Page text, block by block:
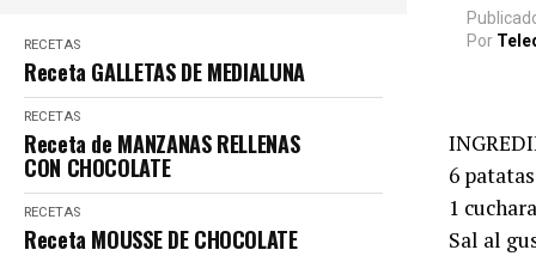
RECETAS
Receta GALLETAS DE MEDIALUNA
RECETAS
Receta de MANZANAS RELLENAS
CON CHOCOLATE
RECETAS
Receta MOUSSE DE CHOCOLATE
Por
6
1
Sal al